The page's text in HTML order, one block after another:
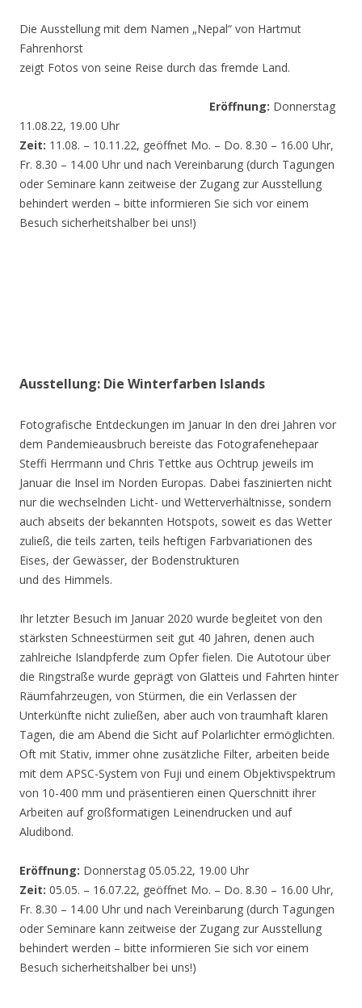
Die Ausstellung mit dem Namen „Nepal“ von Hartmut
Fahrenhorst
zeigt Fotos von seine Reise durch das fremde Land.
Eröffnung: Donnerstag
11.08.22, 19.00 Uhr
Zeit: 11.08. – 10.11.22, geöffnet Mo. – Do. 8.30 – 16.00 Uhr,
Fr. 8.30 – 14.00 Uhr und nach Vereinbarung (durch Tagungen
oder Seminare kann zeitweise der Zugang zur Ausstellung
behindert werden – bitte informieren Sie sich vor einem
Besuch sicherheitshalber bei uns!)
Ausstellung: Die Winterfarben Islands
Fotografische Entdeckungen im Januar In den drei Jahren vor
dem Pandemieausbruch bereiste das Fotografenehepaar
Steffi Herrmann und Chris Tettke aus Ochtrup jeweils im
Januar die Insel im Norden Europas. Dabei faszinierten nicht
nur die wechselnden Licht- und Wetterverhältnisse, sondern
auch abseits der bekannten Hotspots, soweit es das Wetter
zuließ, die teils zarten, teils heftigen Farbvariationen des
Eises, der Gewässer, der Bodenstrukturen
und des Himmels.
Ihr letzter Besuch im Januar 2020 wurde begleitet von den
stärksten Schneestürmen seit gut 40 Jahren, denen auch
zahlreiche Islandpferde zum Opfer fielen. Die Autotour über
die Ringstraße wurde geprägt von Glatteis und Fahrten hinter
Räumfahrzeugen, von Stürmen, die ein Verlassen der
Unterkünfte nicht zuließen, aber auch von traumhaft klaren
Tagen, die am Abend die Sicht auf Polarlichter ermöglichten.
Oft mit Stativ, immer ohne zusätzliche Filter, arbeiten beide
mit dem APSC-System von Fuji und einem Objektivspektrum
von 10-400 mm und präsentieren einen Querschnitt ihrer
Arbeiten auf großformatigen Leinendrucken und auf
Aludibond.
Eröffnung: Donnerstag 05.05.22, 19.00 Uhr
Zeit: 05.05. – 16.07.22, geöffnet Mo. – Do. 8.30 – 16.00 Uhr,
Fr. 8.30 – 14.00 Uhr und nach Vereinbarung (durch Tagungen
oder Seminare kann zeitweise der Zugang zur Ausstellung
behindert werden – bitte informieren Sie sich vor einem
Besuch sicherheitshalber bei uns!)